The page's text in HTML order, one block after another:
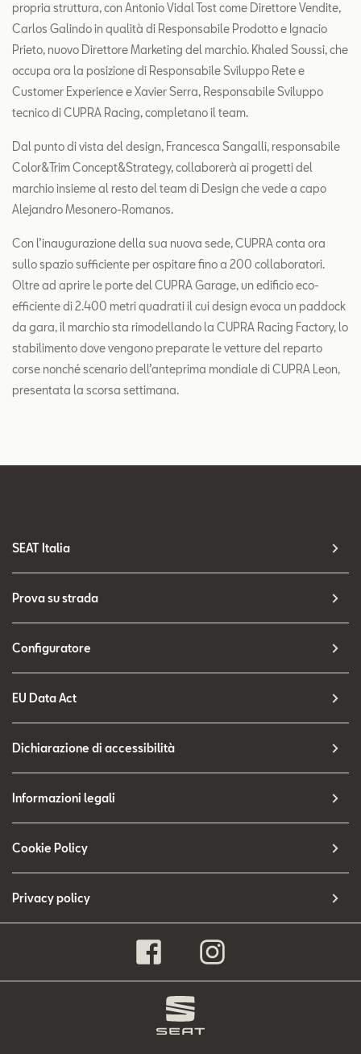
propria struttura, con Antonio Vidal Tost come Direttore Vendite,
Carlos Galindo in qualità di Responsabile Prodotto e Ignacio
Prieto, nuovo Direttore Marketing del marchio. Khaled Soussi, che
occupa ora la posizione di Responsabile Sviluppo Rete e
Customer Experience e Xavier Serra, Responsabile Sviluppo
tecnico di CUPRA Racing, completano il team.
Dal punto di vista del design, Francesca Sangalli, responsabile
Color&Trim Concept&Strategy, collaborerà ai progetti del
marchio insieme al resto del team di Design che vede a capo
Alejandro Mesonero-Romanos.
Con l’inaugurazione della sua nuova sede, CUPRA conta ora
sullo spazio sufficiente per ospitare fino a 200 collaboratori.
Oltre ad aprire le porte del CUPRA Garage, un edificio eco-
efficiente di 2.400 metri quadrati il ​​cui design evoca un paddock
da gara, il marchio sta rimodellando la CUPRA Racing Factory, lo
stabilimento dove vengono preparate le vetture del reparto
corse nonché scenario dell’anteprima mondiale di CUPRA Leon,
presentata la scorsa settimana.
SEAT Italia
Prova su strada
Configuratore
EU Data Act
Dichiarazione di accessibilità
Informazioni legali
Cookie Policy
Privacy policy